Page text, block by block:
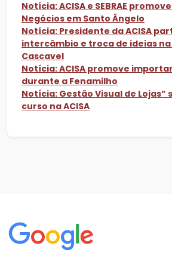
Notícia: ACISA e SEBRAE
Negócios em Santo Ângelo
Notícia: Presidente da ACISA
intercâmbio e troca de ideias na
Cascavel
Notícia: ACISA promove
durante a Fenamilho
Notícia: Gestão Visual de Lojas”
curso na ACISA